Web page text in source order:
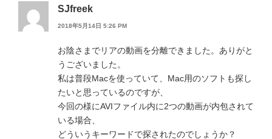
SJfreek
2018年5月14日 5:26 PM
お陰さまでリアの動画を分離できました。ありがと
うございました。
私は普段Macを使っていて、Mac用のソフトも探し
たいと思っているのですが、
今回の様にAVIファイル内に2つの動画が内包されて
いる場合、
どういうキーワードで探されたのでしょうか？